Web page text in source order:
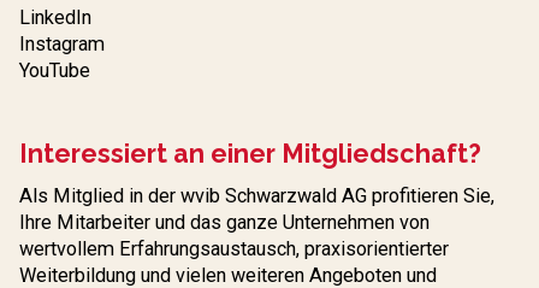
LinkedIn
Instagram
YouTube
Interessiert an einer Mitgliedschaft?
Als Mitglied in der wvib Schwarzwald AG profitieren Sie,
Ihre Mitarbeiter und das ganze Unternehmen von
wertvollem Erfahrungs­austausch, praxisorientierter
Weiterbildung und vielen weiteren Angeboten und